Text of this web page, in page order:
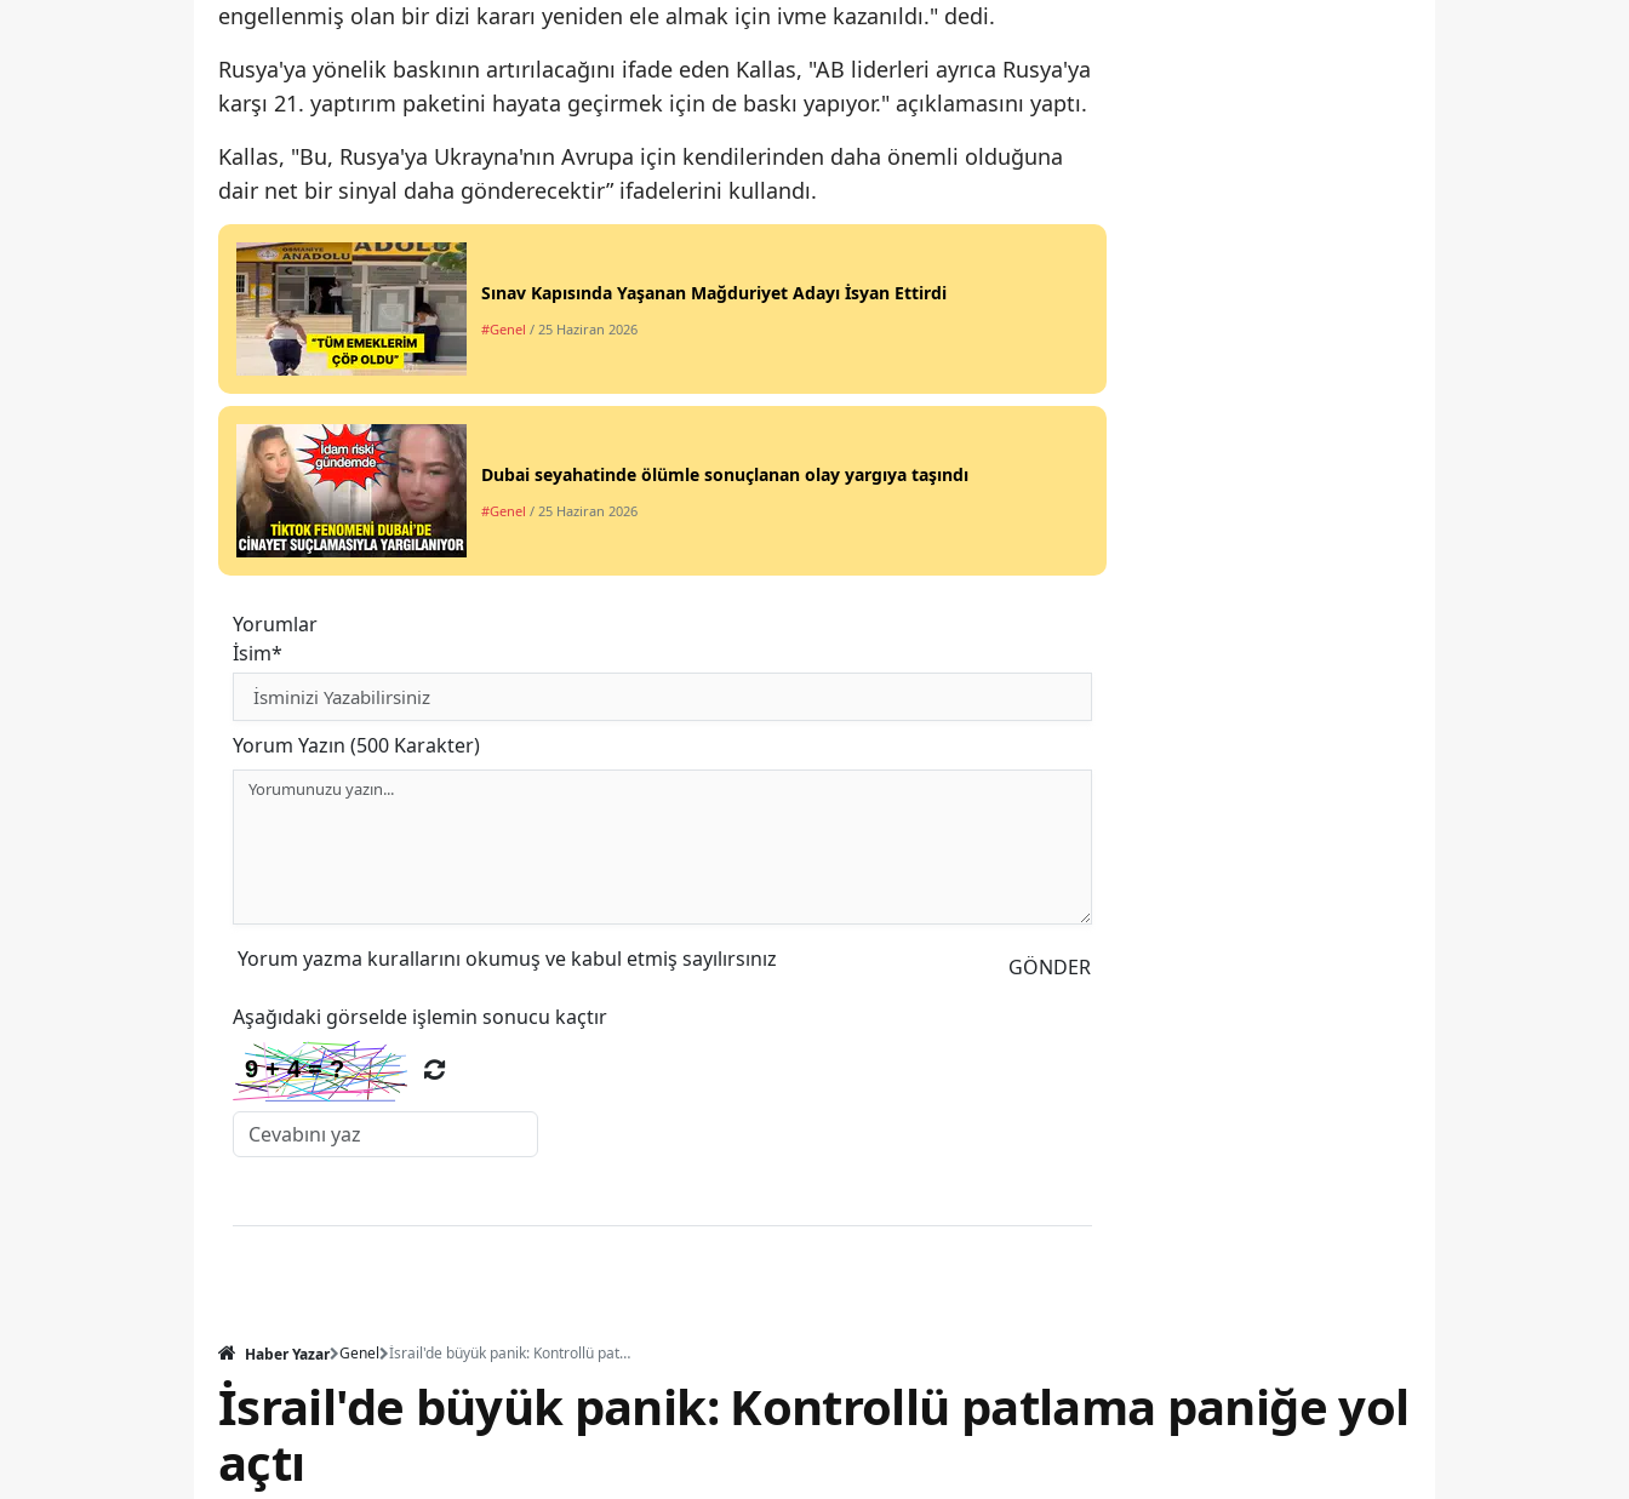
engellenmiş olan bir dizi kararı yeniden ele almak için ivme kazanıldı." dedi.
Rusya'ya yönelik baskının artırılacağını ifade eden Kallas, "AB liderleri ayrıca Rusya'ya
karşı 21. yaptırım paketini hayata geçirmek için de baskı yapıyor." açıklamasını yaptı.
Kallas, "Bu, Rusya'ya Ukrayna'nın Avrupa için kendilerinden daha önemli olduğuna
dair net bir sinyal daha gönderecektir” ifadelerini kullandı.
Sınav Kapısında Yaşanan Mağduriyet Adayı İsyan Ettirdi
#Genel / 25 Haziran 2026
Dubai seyahatinde ölümle sonuçlanan olay yargıya taşındı
#Genel / 25 Haziran 2026
Yorumlar
İsim*
Yorum Yazın (500 Karakter)
GÖNDER
Yorum yazma kurallarını okumuş ve kabul etmiş sayılırsınız
Aşağıdaki görselde işlemin sonucu kaçtır
Haber Yazar Genel İsrail'de büyük panik: Kontrollü patlama paniğe yol açtı
İsrail'de büyük panik: Kontrollü patlama paniğe yol
açtı